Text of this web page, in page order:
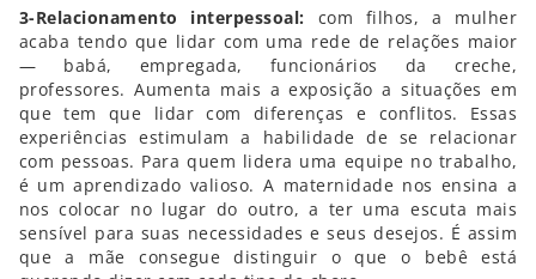
3-Relacionamento interpessoal:
com filhos, a mulher
acaba tendo que lidar com uma rede de relações maior
— babá, empregada, funcionários da creche,
professores. Aumenta mais a exposição a situações em
que tem que lidar com diferenças e conflitos. Essas
experiências estimulam a habilidade de se relacionar
com pessoas. Para quem lidera uma equipe no trabalho,
é um aprendizado valioso. A maternidade nos ensina a
nos colocar no lugar do outro, a ter uma escuta mais
sensível para suas necessidades e seus desejos. É assim
que a mãe consegue distinguir o que o bebê está